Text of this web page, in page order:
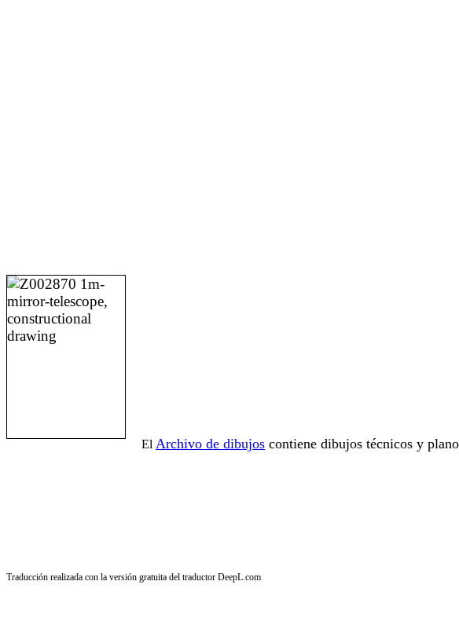
El Archivo de dibujos contiene dibujos técnicos y
Traducción realizada con la versión gratuita del traductor DeepL.com